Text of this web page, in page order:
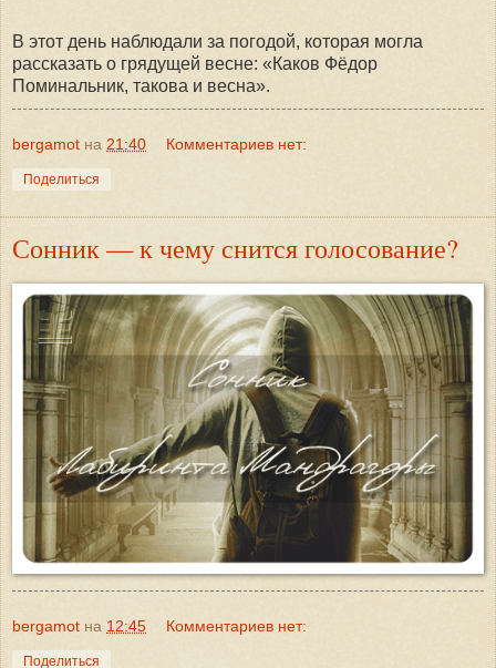
В этот день наблюдали за погодой, которая могла
рассказать о грядущей весне: «Каков Фёдор
Поминальник, такова и весна».
bergamot на 21:40 Комментариев нет:
Поделиться
Сонник — к чему снится голосование?
bergamot на 12:45 Комментариев нет:
Поделиться